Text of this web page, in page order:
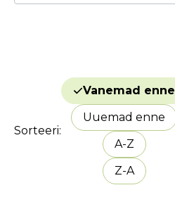
Sorteeri
Uuemad enne
Vanemad enne
A-Z
Z-A